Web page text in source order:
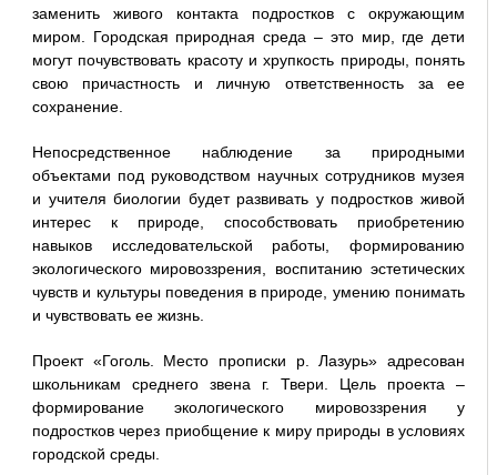
заменить живого контакта подростков с окружающим
миром. Городская природная среда – это мир, где дети
могут почувствовать красоту и хрупкость природы, понять
свою причастность и личную ответственность за ее
сохранение.
Непосредственное наблюдение за природными
объектами под руководством научных сотрудников музея
и учителя биологии будет развивать у подростков живой
интерес к природе, способствовать приобретению
навыков исследовательской работы, формированию
экологического мировоззрения, воспитанию эстетических
чувств и культуры поведения в природе, умению понимать
и чувствовать ее жизнь.
Проект «Гоголь. Место прописки р. Лазурь» адресован
школьникам среднего звена г. Твери. Цель проекта –
формирование экологического мировоззрения у
подростков через приобщение к миру природы в условиях
городской среды.